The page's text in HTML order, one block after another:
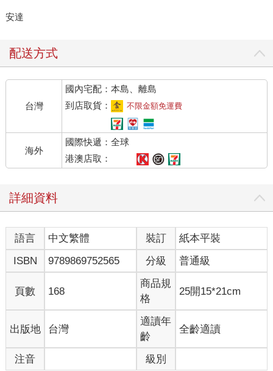
安達
配送方式
台灣
國內宅配：本島、離島
到店取貨：
不限金額免運費
海外
國際快遞：全球
港澳店取：
詳細資料
語言 中文繁體 裝訂
紙本平裝
ISBN
9789869752565 分級 普通級
頁數 168
商品規
格
25開15*21cm
出版地 台灣
適讀年
齡
全齡適讀
注音 級別